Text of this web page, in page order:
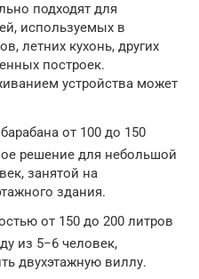
подходят для
используемых в
летних кухонь, других
построек.
устройства может
от 100 до 150
решение для небольшой
занятой на
здания.
от 150 до 200 литров
из 5−6 человек,
двухэтажную виллу.